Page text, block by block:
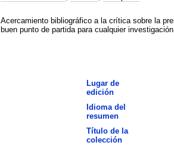
Acercamiento bibliográfico a la crítica sobre la
buen punto de partida para cualquier
Lugar de
edición
Idioma del
resumen
Título de la
colección